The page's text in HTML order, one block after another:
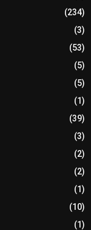
(234)
(3)
(53)
(5)
(5)
(1)
(39)
(3)
(2)
(2)
(1)
(10)
(1)